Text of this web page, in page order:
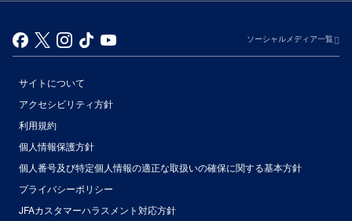
ソーシャルメディア一覧
サイトについて
アクセシビリティ方針
利用規約
個人情報保護方針
個人番号及び特定個人情報の適正な取扱いの確保に関する基本方針
プライバシーポリシー
JFAカスタマーハラスメント対応方針